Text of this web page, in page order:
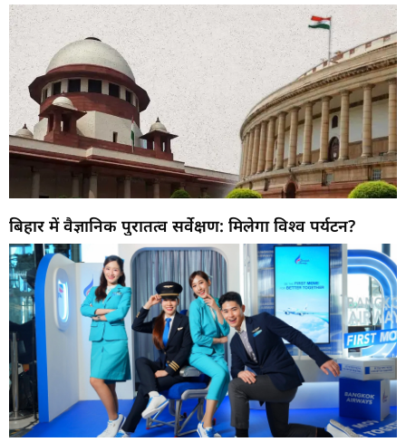
बिहार में वैज्ञानिक पुरातत्व सर्वेक्षण: मिलेगा विश्व पर्यटन?